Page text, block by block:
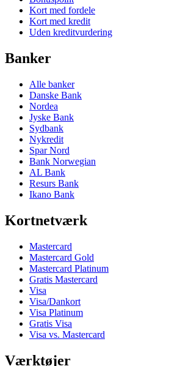
Kort med fordele
Kort med kredit
Uden kreditvurdering
Banker
Alle banker
Danske Bank
Nordea
Jyske Bank
Sydbank
Nykredit
Spar Nord
Bank Norwegian
AL Bank
Resurs Bank
Ikano Bank
Kortnetværk
Mastercard
Mastercard Gold
Mastercard Platinum
Gratis Mastercard
Visa
Visa/Dankort
Visa Platinum
Gratis Visa
Visa vs. Mastercard
Værktøjer